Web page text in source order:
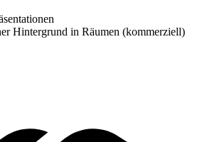
Hintergrund in Räumen (kommerziell)